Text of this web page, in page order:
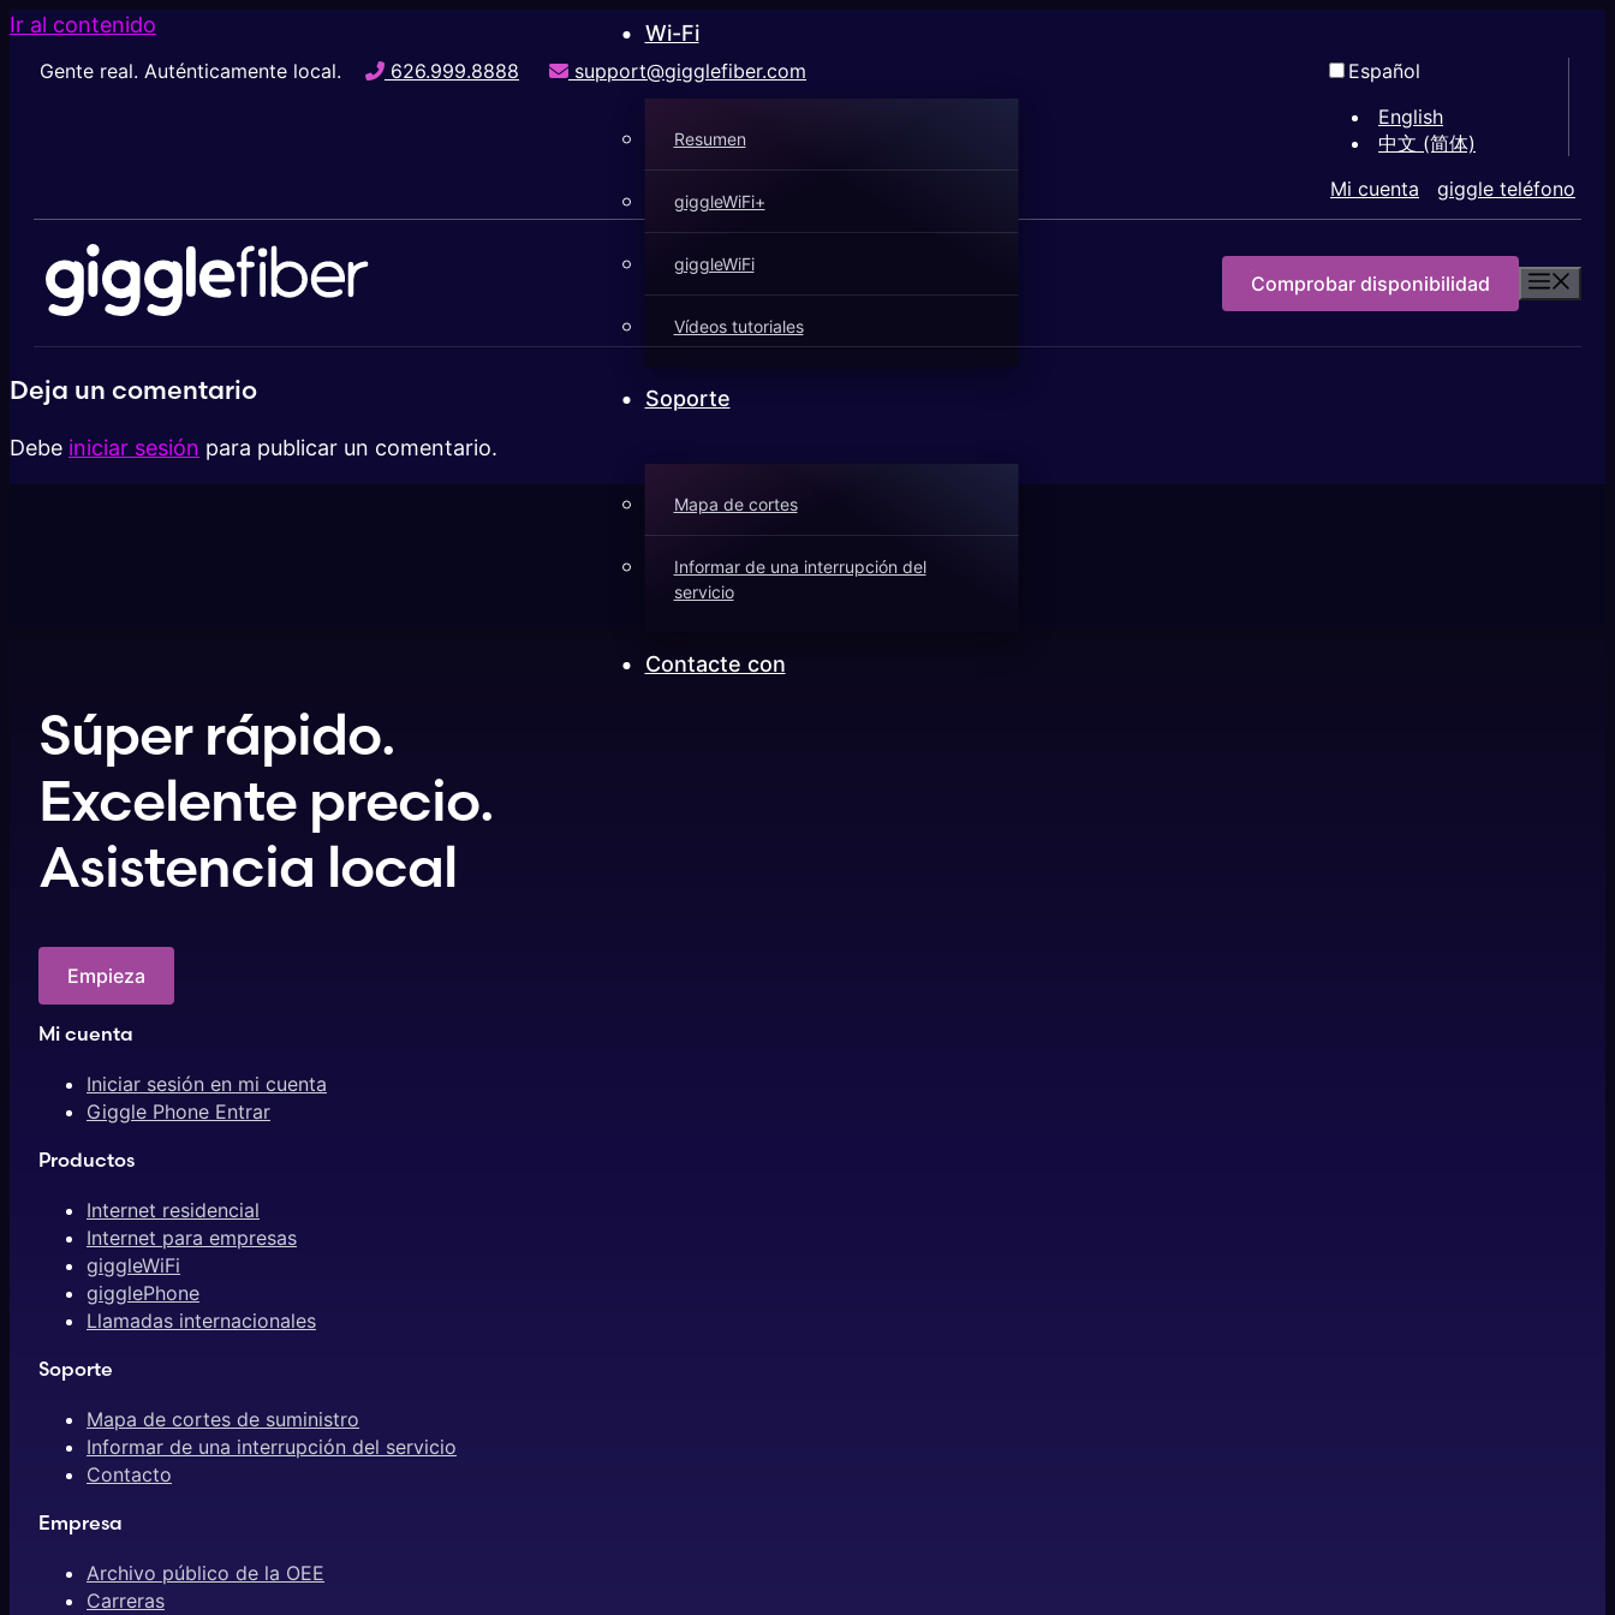
Ir al contenido
Gente real. Auténticamente local. 626.999.8888 support@gigglefiber.com
Español
English
中文 (简体)
Mi cuenta
giggle teléfono
Comprobar disponibilidad
Wi-Fi
Resumen
giggleWiFi+
giggleWiFi
Vídeos tutoriales
Soporte
Mapa de cortes
Informar de una interrupción del
servicio
Contacte con
Deja un comentario
Debe iniciar sesión para publicar un comentario.
Súper rápido.
Excelente precio.
Asistencia local
Empieza
Mi cuenta
Iniciar sesión en mi cuenta
Giggle Phone Entrar
Productos
Internet residencial
Internet para empresas
giggleWiFi
gigglePhone
Llamadas internacionales
Soporte
Mapa de cortes de suministro
Informar de una interrupción del servicio
Contacto
Empresa
Archivo público de la OEE
Carreras